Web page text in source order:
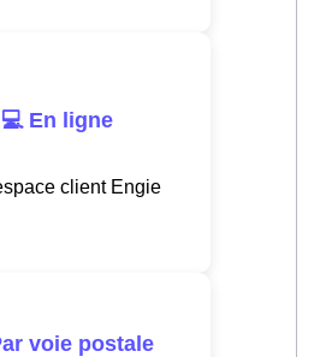
💻 En ligne
client Engie
voie postale